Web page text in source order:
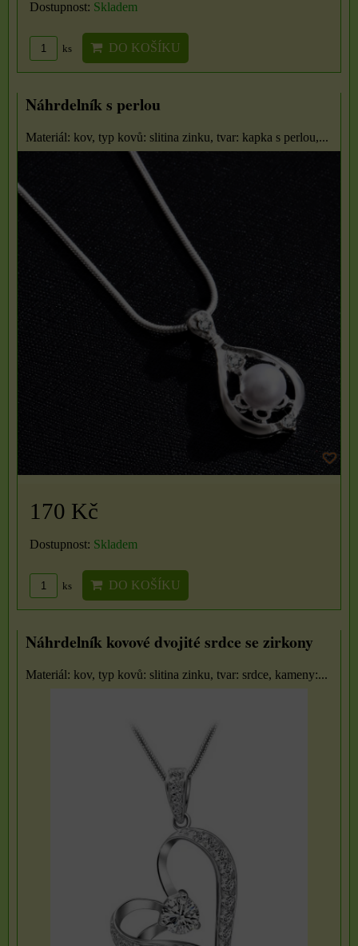
Dostupnost: Skladem
ks DO KOŠÍKU
Náhrdelník s perlou
Materiál: kov, typ kovů: slitina zinku, tvar: kapka s perlou,...
170 Kč
Dostupnost: Skladem
ks DO KOŠÍKU
Náhrdelník kovové dvojité srdce se zirkony
Materiál: kov, typ kovů: slitina zinku, tvar: srdce, kameny:...